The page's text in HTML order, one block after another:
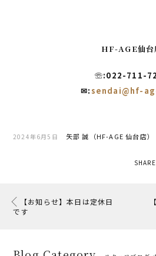
HF-AGE仙台
☏:022-711-
✉:sendai@hf-
2024年6月5日 矢部 誠（HF-AGE 仙台店）
SHARE
【お知らせ】本日は定休日
です